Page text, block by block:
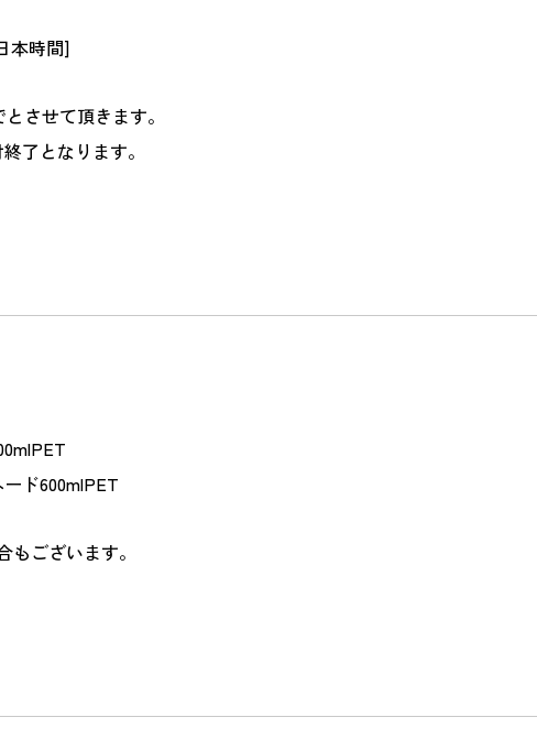
本時間]
させて頂きます。
了となります。
ド600mlPET
ございます。